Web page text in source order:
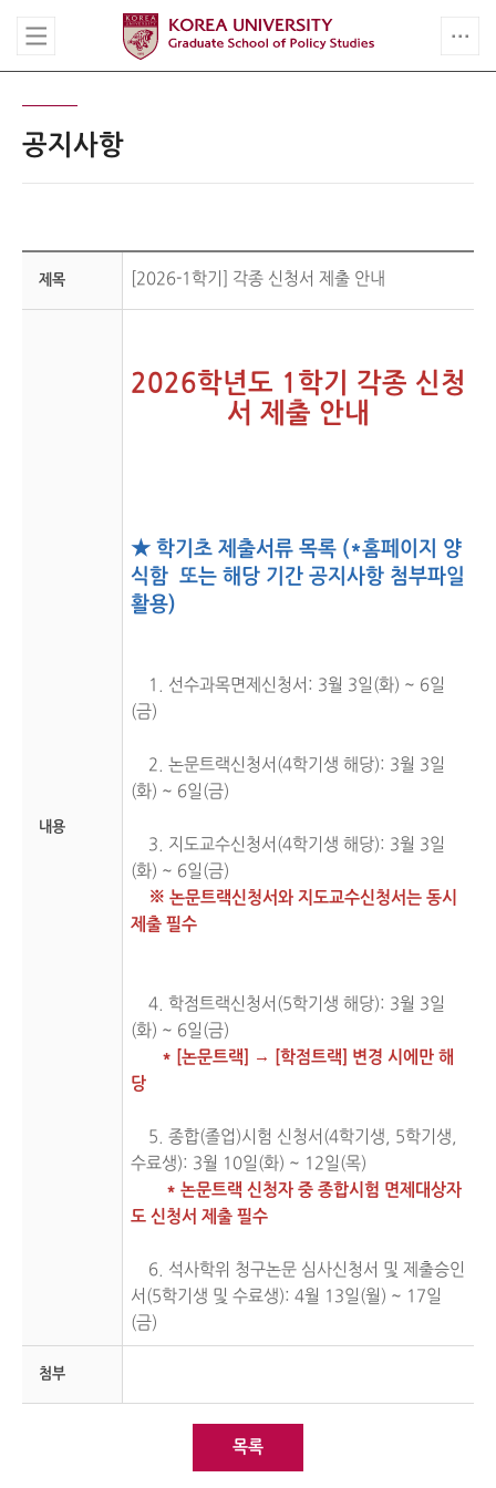
공지사항
제목 [2026-1학기] 각종 신청서 제출 안내
내용
2026학년도 1학기 각종 신청
서 제출 안내
★ 학기초 제출서류 목록 (*홈페이지 양
식함 또는 해당 기간 공지사항 첨부파일
활용)
1. 선수과목면제신청서: 3월 3일(화) ~ 6일
(금)
2. 논문트랙신청서(4학기생 해당): 3월 3일
(화) ~ 6일(금)
3. 지도교수신청서(4학기생 해당): 3월 3일
(화) ~ 6일(금)
※ 논문트랙신청서와 지도교수신청서는 동시
제출 필수
4. 학점트랙신청서(5학기생 해당): 3월 3일
(화) ~ 6일(금)
* [논문트랙] → [학점트랙] 변경 시에만 해
당
5. 종합(졸업)시험 신청서(4학기생, 5학기생,
수료생): 3월 10일(화) ~ 12일(목)
* 논문트랙 신청자 중 종합시험 면제대상자
도 신청서 제출 필수
6. 석사학위 청구논문 심사신청서 및 제출승인
서(5학기생 및 수료생): 4월 13일(월) ~ 17일
(금)
첨부
목록